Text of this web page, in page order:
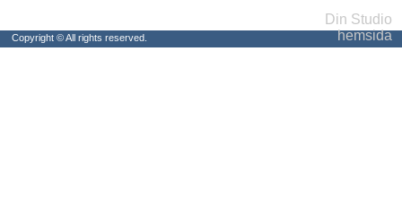
Copyright © All rights reserved.
Din Studio
hemsida